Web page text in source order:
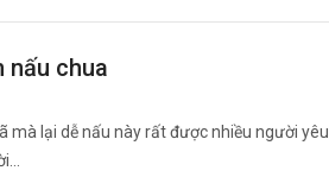
nấu chua
mà lại dễ nấu này rất được nhiều người yêu